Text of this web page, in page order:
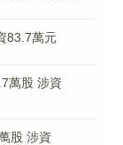
83.7萬元
萬股 涉資
股 涉資